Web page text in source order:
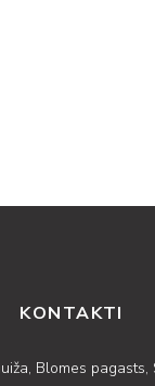
KONTAKTI
Blomes pagasts,